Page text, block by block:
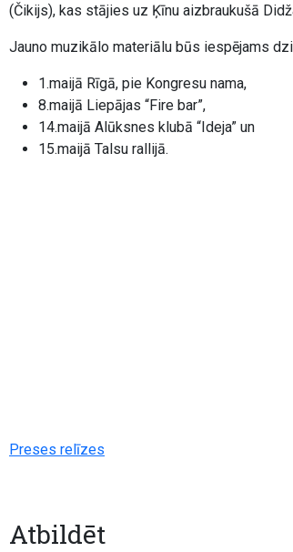
(Čikijs), kas stājies uz Ķīnu aizbraukušā
Jauno muzikālo materiālu būs iespējams
1.maijā Rīgā, pie Kongresu nama,
8.maijā Liepājas “Fire bar”,
14.maijā Alūksnes klubā “Ideja” un
15.maijā Talsu rallijā.
Preses relīzes
Atbildēt